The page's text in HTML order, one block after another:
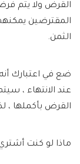
القرض ولا يتم
المقترضين
الثمن.
ضع في اعتبارك
عند الانتهاء ،
القرض بأكملها ،
ماذا لو كنت أشتري